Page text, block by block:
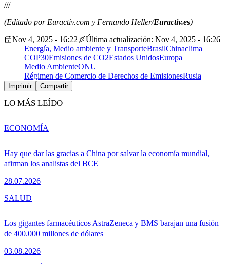
///
(Editado por Euractiv.com y Fernando Heller/Euractiv.es)
Nov 4, 2025 - 16:22
Última actualización: Nov 4, 2025 - 16:26
Energía, Medio ambiente y TransporteBrasilChinaclima
COP30Emisiones de CO2Estados UnidosEuropa
Medio AmbienteONU
Régimen de Comercio de Derechos de EmisionesRusia
Imprimir Compartir
LO MÁS LEÍDO
Hay que dar las gracias a China por salvar la economía mundial,
afirman los analistas del BCE
28.07.2026
ECONOMÍA
Los gigantes farmacéuticos AstraZeneca y BMS barajan una fusión
de 400.000 millones de dólares
03.08.2026
SALUD